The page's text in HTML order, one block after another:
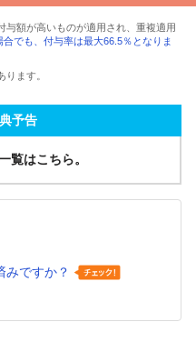
額が高いものが適用され、重複適用
でも、付与率は最大66.5％となりま
ます。
予告
覧はこちら。
みですか？